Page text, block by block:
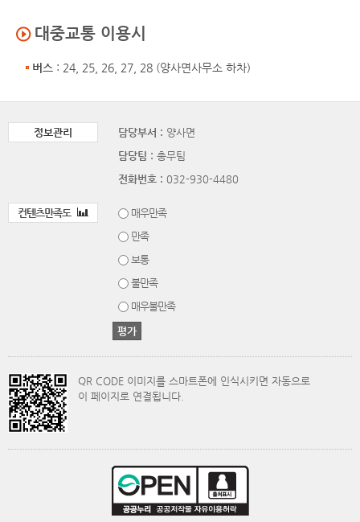
대중교통 이용시
버스 : 24, 25, 26, 27, 28 (양사면사무소 하차)
정보관리 담당부서 : 양사면
담당팀 : 총무팀
전화번호 : 032-930-4480
컨텐츠만족도
매우만족
만족
보통
불만족
매우불만족
QR CODE 이미지를 스마트폰에 인식시키면 자동으로
이 페이지로 연결됩니다.